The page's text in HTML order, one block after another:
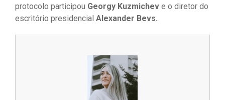
protocolo participou Georgy Kuzmichev e o diretor do
escritório presidencial Alexander Bevs.